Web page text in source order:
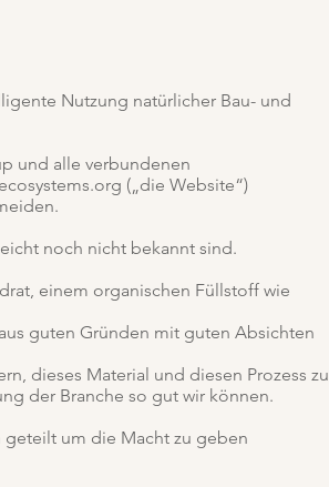
Nutzung natürlicher Bau- und
und alle verbundenen
(„die Website“)
noch nicht bekannt sind.
einem organischen Füllstoff wie
guten Gründen mit guten Absichten
dieses Material und diesen Prozess zu
der Branche so gut wir können.
geteilt um die Macht zu geben